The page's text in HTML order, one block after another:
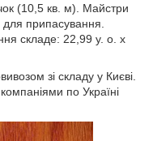
(10,5 кв. м). Майстри
для припасування.
складе: 22,99 у. о. х
зі складу у Києві.
по Україні